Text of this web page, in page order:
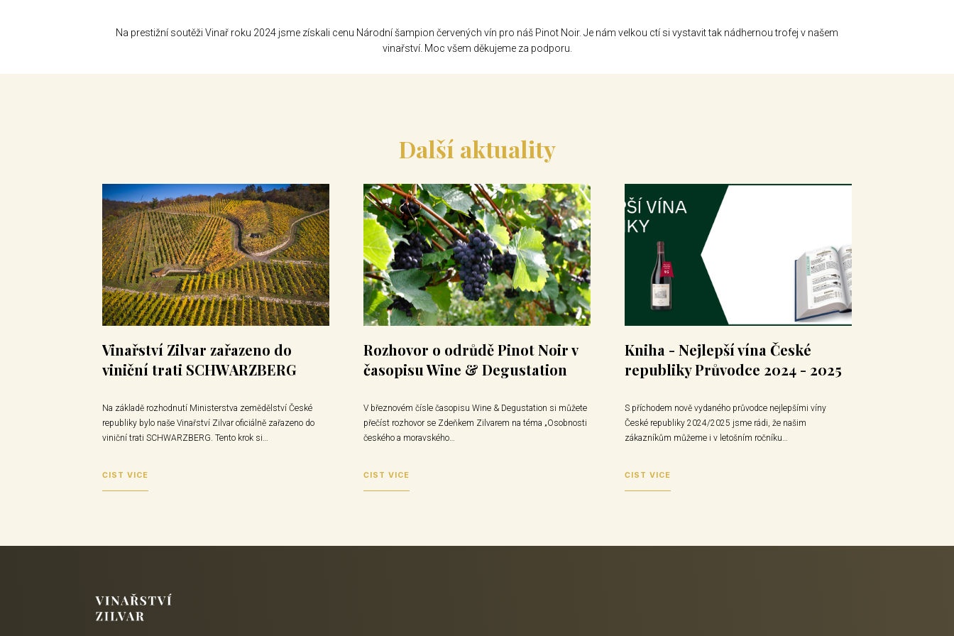
Na prestižní soutěži Vinař roku 2024 jsme získali cenu Národní šampion červených vín pro náš Pinot Noir. Je nám velkou ctí si vystavit tak nádhernou trofej v našem
vinařství. Moc všem děkujeme za podporu.
Další aktuality
Vinařství Zilvar zařazeno do
viniční trati SCHWARZBERG
Na základě rozhodnutí Ministerstva zemědělství České
republiky bylo naše Vinařství Zilvar oficiálně zařazeno do
viniční trati SCHWARZBERG. Tento krok si…
ČÍST VÍCE
Rozhovor o odrůdě Pinot Noir v
časopisu Wine & Degustation
V březnovém čísle časopisu Wine & Degustation si můžete
přečíst rozhovor se Zdeňkem Zilvarem na téma „Osobnosti
českého a moravského…
ČÍST VÍCE
Kniha - Nejlepší vína České
republiky Průvodce 2024 - 2025
S příchodem nově vydaného průvodce nejlepšími víny
České republiky 2024/2025 jsme rádi, že našim
zákazníkům můžeme i v letošním ročníku…
ČÍST VÍCE